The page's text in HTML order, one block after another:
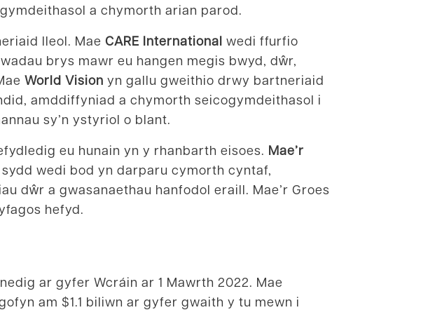
a chymorth arian parod.
lleol. Mae CARE International wedi ffurfio
brys mawr eu hangen megis bwyd, dŵr,
World Vision yn gallu gweithio drwy bartneriaid
amddiffyniad a chymorth seicogymdeithasol i
sy’n ystyriol o blant.
eu hunain yn y rhanbarth eisoes. Mae’r
wedi bod yn darparu cymorth cyntaf,
dŵr a gwasanaethau hanfodol eraill. Mae’r Groes
hefyd.
ar gyfer Wcráin ar 1 Mawrth 2022. Mae
am $1.1 biliwn ar gyfer gwaith y tu mewn i